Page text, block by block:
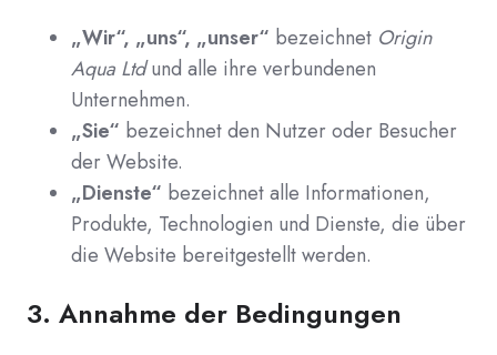
„Wir“, „uns“, „unser“ bezeichnet Origin
Aqua Ltdund alle ihre verbundenen
Unternehmen.
„Sie“ bezeichnet den Nutzer oder Besucher
der Website.
„Dienste“ bezeichnet alle Informationen,
Produkte, Technologien und Dienste, die über
die Website bereitgestellt werden.
3. Annahme der Bedingungen